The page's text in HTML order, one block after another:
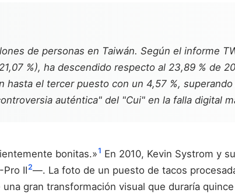
de personas en Taiwán. Según el informe
%), ha descendido respecto al 23,89 % de
hasta el tercer puesto con un 4,57 %,
auténtica" del "Cui" en la falla digital
bonitas.»1 En 2010, Kevin Systrom y
II2—. La foto de un puesto de tacos
gran transformación visual que duraría